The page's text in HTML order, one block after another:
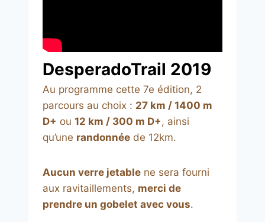
DesperadoTrail 2019
Au programme cette 7e édition, 2
parcours au choix : 27 km / 1400 m
D+ ou 12 km / 300 m D+, ainsi
qu’une randonnée de 12km.
Aucun verre jetable ne sera fourni
aux ravitaillements, merci de
prendre un gobelet avec vous.